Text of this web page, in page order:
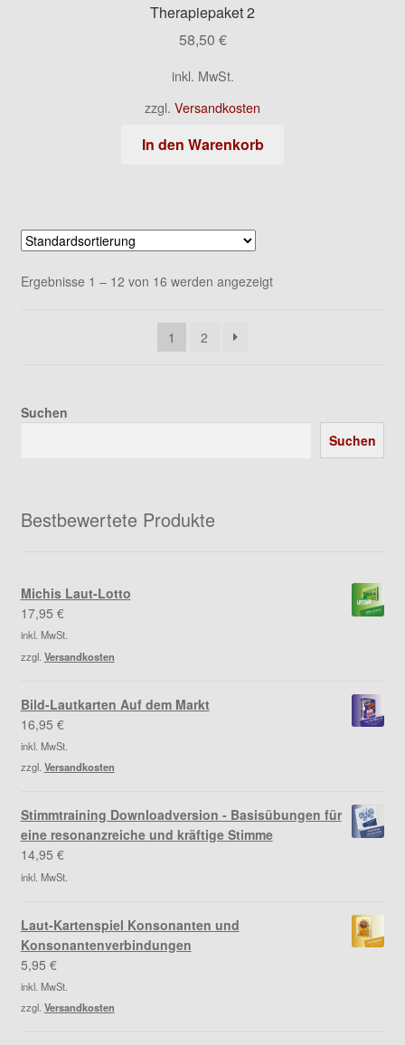
Therapiepaket 2
58,50 €
inkl. MwSt.
zzgl. Versandkosten
In den Warenkorb
Ergebnisse 1 – 12 von 16 werden angezeigt
1 2
Suchen
Suchen
Bestbewertete Produkte
Michis Laut-Lotto
17,95 €
inkl. MwSt.
zzgl. Versandkosten
Bild-Lautkarten Auf dem Markt
16,95 €
inkl. MwSt.
zzgl. Versandkosten
Stimmtraining Downloadversion - Basisübungen für
eine resonanzreiche und kräftige Stimme
14,95 €
inkl. MwSt.
Laut-Kartenspiel Konsonanten und
Konsonantenverbindungen
5,95 €
inkl. MwSt.
zzgl. Versandkosten